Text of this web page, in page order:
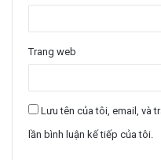
Trang web
Lưu tên của tôi, email, và
lần bình luận kế tiếp của tôi.